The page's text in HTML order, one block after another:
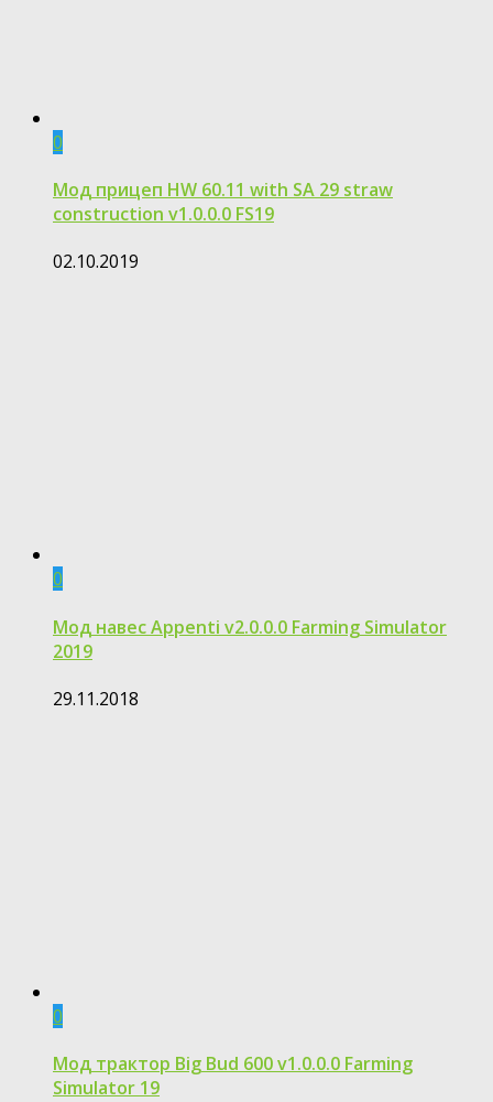
0
Мод прицеп HW 60.11 with SA 29 straw
construction v1.0.0.0 FS19
02.10.2019
0
Мод навес Appenti v2.0.0.0 Farming Simulator
2019
29.11.2018
0
Мод трактор Big Bud 600 v1.0.0.0 Farming
Simulator 19